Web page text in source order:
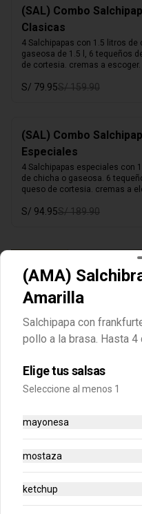
(SAL) Combo
Clasicas
4 Salchipapas con 1.5 litros de
gaseosa de 1.5 l, 6 tequeños
de cortesia. cremas a escoger.
S/ 79.95S/ 159.90
(SAL) Combo
Especiales
4 Salchipapas especiales con
de chicha o gaseosa. 6
queso de cortesia. cremas a
S/ 94.95S/ 189.90
Clasicas amarillas
(AMA) Choripapa
Salchipapa con frankfurter y
S/ 24.95
(AMA) Salchimix con
(AMA)
Amarilla
Salchipapa con
pollo a la brasa. Hasta 4
Elige tus salsas
Seleccione al menos 1
mayonesa
mostaza
ketchup